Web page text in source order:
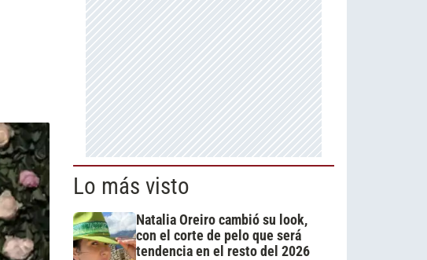
Lo más visto
Natalia Oreiro cambió su look,
con el corte de pelo que será
tendencia en el resto del 2026